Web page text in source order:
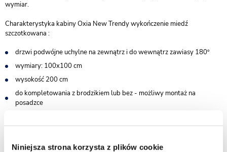
Niniejsza strona korzysta z plików cookie
wymiar.
Charakterystyka kabiny Oxia New Trendy wykończenie miedź
szczotkowana :
drzwi podwójne uchylne na zewnątrz i do wewnątrz zawiasy 180º
wymiary: 100x100 cm
wysokość 200 cm
do kompletowania z brodzikiem lub bez - możliwy montaż na
posadzce
powłoka Active Shield 2.0 ułatwiająca utrzymanie czystości